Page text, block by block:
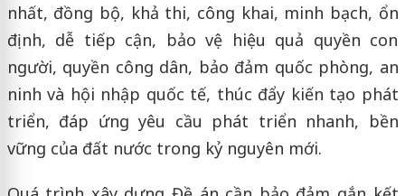
nhất, đồng bộ, khả thi, công khai, minh bạch, ổn
định, dễ tiếp cận, bảo vệ hiệu quả quyền con
người, quyền công dân, bảo đảm quốc phòng, an
ninh và hội nhập quốc tế, thúc đẩy kiến tạo phát
triển, đáp ứng yêu cầu phát triển nhanh, bền
vững của đất nước trong kỷ nguyên mới.